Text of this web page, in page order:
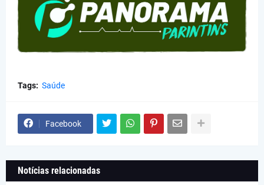
Tags: Saúde
Facebook
Notícias relacionadas